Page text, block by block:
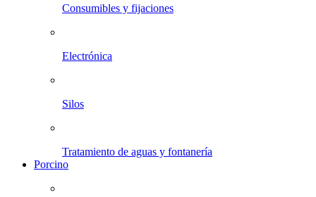
Consumibles y fijaciones
Electrónica
Silos
Tratamiento de aguas y fontanería
Porcino